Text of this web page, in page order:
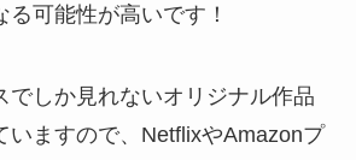
可能性が高いです！
でしか見れないオリジナル作品
いますので、NetflixやAmazonプ